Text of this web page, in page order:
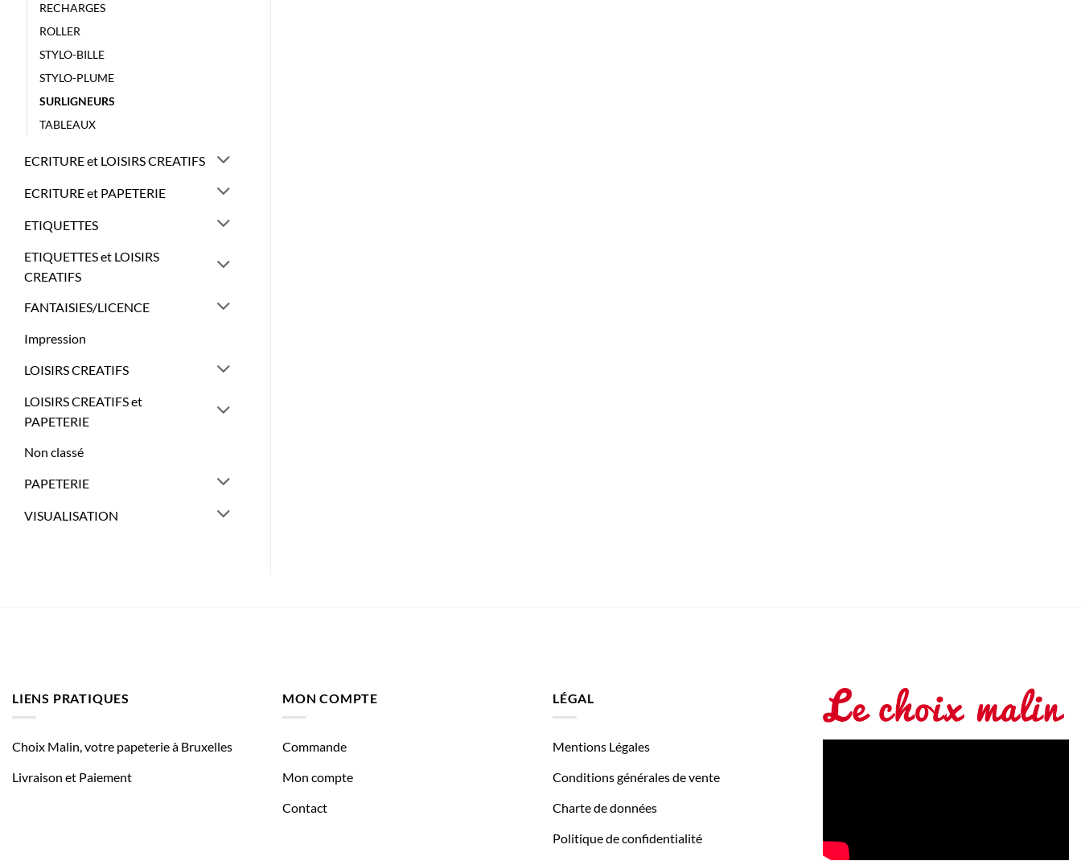
RECHARGES
ROLLER
STYLO-BILLE
STYLO-PLUME
SURLIGNEURS
TABLEAUX
ECRITURE et LOISIRS CREATIFS
ECRITURE et PAPETERIE
ETIQUETTES
ETIQUETTES et LOISIRS
CREATIFS
FANTAISIES/LICENCE
Impression
LOISIRS CREATIFS
LOISIRS CREATIFS et
PAPETERIE
Non classé
PAPETERIE
VISUALISATION
LIENS PRATIQUES
Choix Malin, votre papeterie à Bruxelles
Livraison et Paiement
MON COMPTE
Commande
Mon compte
Contact
LÉGAL
Mentions Légales
Conditions générales de vente
Charte de données
Politique de confidentialité